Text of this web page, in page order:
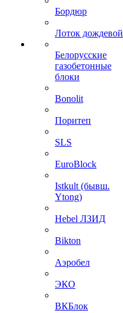
Бордюр
Лоток дождевой
Белорусские
газобетонные
блоки
Bonolit
Поритеп
SLS
EuroBlock
Istkult (бывш.
Ytong)
Hebel ЛЗИД
Bikton
Аэробел
ЭКО
ВКБлок